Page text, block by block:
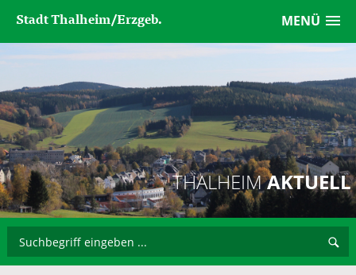
MENÜ
Stadt Thalheim/Erzgeb.
THALHEIMAKTUELL